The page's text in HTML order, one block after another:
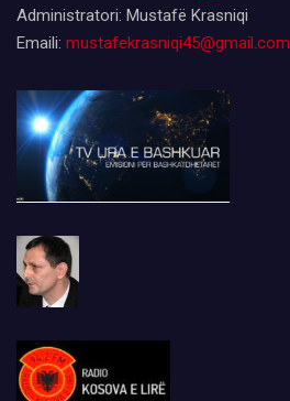
Administratori: Mustafë Krasniqi
Emaili: mustafekrasniqi45@gmail.com